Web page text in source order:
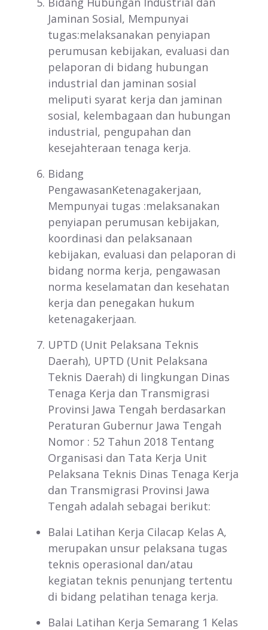
Jaminan Sosial, Mempunyai
tugas:melaksanakan penyiapan
perumusan kebijakan, evaluasi dan
pelaporan di bidang hubungan
industrial dan jaminan sosial
meliputi syarat kerja dan jaminan
sosial, kelembagaan dan hubungan
industrial, pengupahan dan
kesejahteraan tenaga kerja.
Bidang
PengawasanKetenagakerjaan,
Mempunyai tugas :melaksanakan
penyiapan perumusan kebijakan,
koordinasi dan pelaksanaan
kebijakan, evaluasi dan pelaporan di
bidang norma kerja, pengawasan
norma keselamatan dan kesehatan
kerja dan penegakan hukum
ketenagakerjaan.
UPTD (Unit Pelaksana Teknis
Daerah), UPTD (Unit Pelaksana
Teknis Daerah) di lingkungan Dinas
Tenaga Kerja dan Transmigrasi
Provinsi Jawa Tengah berdasarkan
Peraturan Gubernur Jawa Tengah
Nomor : 52 Tahun 2018 Tentang
Organisasi dan Tata Kerja Unit
Pelaksana Teknis Dinas Tenaga Kerja
dan Transmigrasi Provinsi Jawa
Tengah adalah sebagai berikut:
Balai Latihan Kerja Cilacap Kelas A,
merupakan unsur pelaksana tugas
teknis operasional dan/atau
kegiatan teknis penunjang tertentu
di bidang pelatihan tenaga kerja.
Balai Latihan Kerja Semarang 1 Kelas